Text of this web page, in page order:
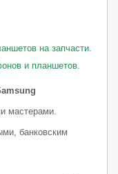
на запчасти.
и планшетов.
мастерами.
банковским